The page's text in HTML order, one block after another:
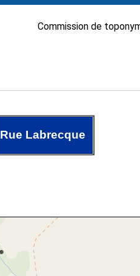
Commission de
Rue Labrecque